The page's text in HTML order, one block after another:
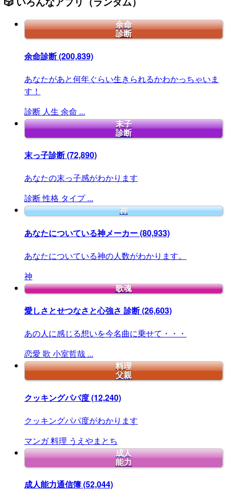
余命
診断
余命診断(200,839)
あなたがあと何年ぐらい生きられるかわかっちゃいま
す！
診断 人生 余命 ...
末子
診断
末っ子診断(72,890)
あなたの末っ子感がわかります
診断性格 タイプ ...
神
あなたについている神メーカー(80,933)
あなたについている神の人数がわかります。
神
歌魂
愛しさとせつなさと心強さ 診断(26,603)
あの人に感じる想いを今名曲に乗せて・・・
恋愛 歌 小室哲哉 ...
料理
父親
クッキングパパ度(12,240)
クッキングパパ度がわかります
マンガ料理 うえやまとち
成人
能力
成人能力通信簿(52,044)